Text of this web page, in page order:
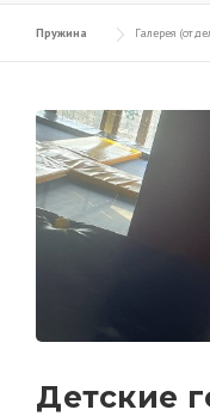
Пружина Галерея
Детские